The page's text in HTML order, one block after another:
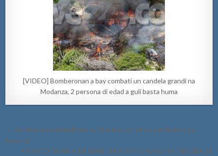
[VIDEO] Bomberonan a bay combati un candela grandi na
Modanza, 2 persona di edad a guli basta huma
Post
navigation
← Homber di edad maltrata na Bubali a ser hiba cu ambulans pa
hospital
ATRACO TEAM A DETENE UN SOSPECHOSO PA DIFERENTE